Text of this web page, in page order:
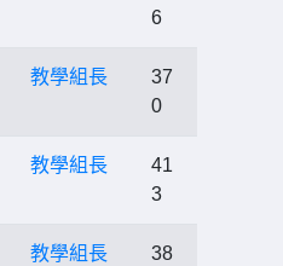
6
教學組長
37
0
教學組長
41
3
教學組長
38